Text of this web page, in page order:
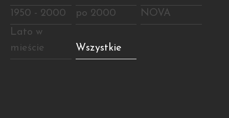
1950 - 2000
po 2000
NOVA
Lato w
mieście
Wszystkie